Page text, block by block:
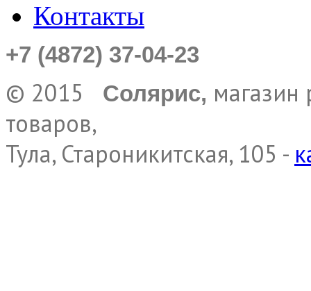
Контакты
+7 (4872) 37-04-23
© 2015 Солярис, магазин
товаров,
Тула, Староникитская, 105 -